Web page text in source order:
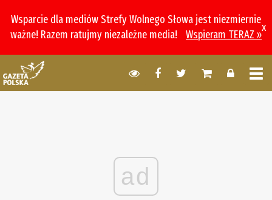
Wsparcie dla mediów Strefy Wolnego Słowa jest niezmiernie
ważne! Razem ratujmy niezależne media!
Wspieram TERAZ »
x
ad